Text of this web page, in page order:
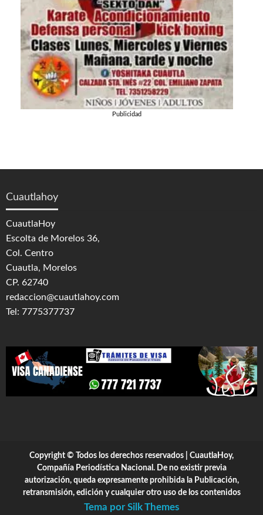
Publicidad
Cuautlahoy
CuautlaHoy
Escolta de Morelos 36,
Col. Centro
Cuautla, Morelos
CP. 62740
redaccion@cuautlahoy.com
Tel: 7775377737
Copyright © Todos los derechos reservados | CuautlaHoy,
Compañía Periodística Nacional. De no existir previa
autorización, queda expresamente prohibida la Publicación,
retransmisión, edición y cualquier otro uso de los contenidos
Tema por Silk Themes